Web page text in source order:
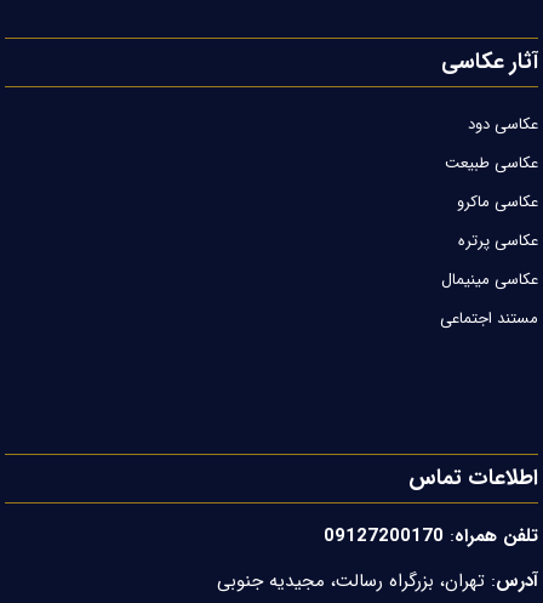
آثار عکاسی
عکاسی دود
عکاسی طبیعت
عکاسی ماکرو
عکاسی پرتره
عکاسی مینیمال
مستند اجتماعی
اطلاعات تماس
تلفن همراه:
09127200170
آدرس: تهران، بزرگراه رسالت، مجیدیه جنوبی